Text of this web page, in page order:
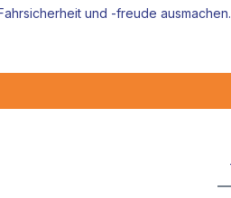
und -freude ausmachen.